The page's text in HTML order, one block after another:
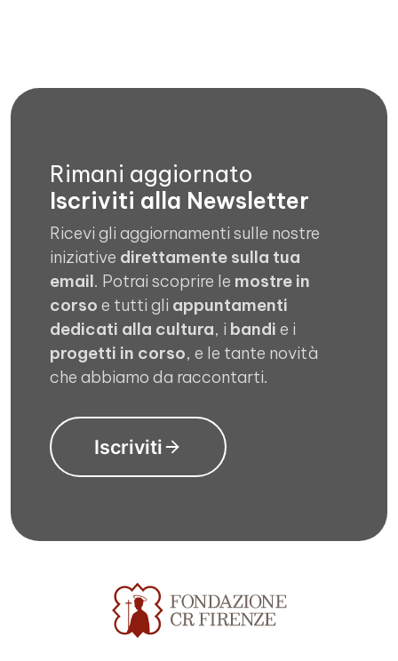
Rimani aggiornato
Iscriviti alla Newsletter
Ricevi gli aggiornamenti sulle nostre
iniziative direttamente sulla tua
email. Potrai scoprire le mostre in
corso e tutti gli appuntamenti
dedicati alla cultura, i bandi e i
progetti in corso, e le tante novità
che abbiamo da raccontarti.
Iscriviti